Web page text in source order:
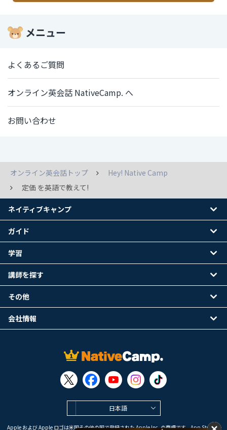
メニュー
よくあるご質問
オンライン英会話 NativeCamp. へ
お問い合わせ
オンライン英会話トップ
Hey! Native Camp
定価 を英語で教えて!
日本語
Apple および Apple ロゴは米国その他の国で登録された Apple Inc. の商標です。App Store は
ネイティブキャンプ
ガイド
学習
講師を探す
その他
会社情報